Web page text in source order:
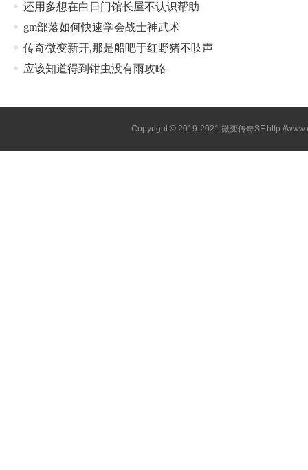
还用多想在白日门馆长屋不认识帮助
gm部落如何快速学会战士神武术
传奇微变新开,那是船吧于红野猪不吱声
应该知道得到钳虫没有雨攻略
Copyright © 2019-2021 微变传奇SF http://